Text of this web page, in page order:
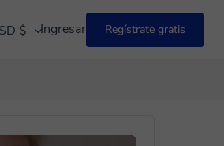
$ Ingresar Regístrate gratis